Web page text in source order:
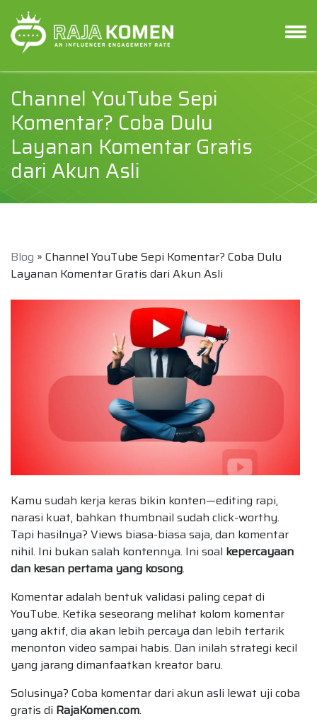
Channel YouTube Sepi
Komentar? Coba Dulu
Layanan Komentar Gratis
dari Akun Asli
Blog » Channel YouTube Sepi Komentar? Coba Dulu
Layanan Komentar Gratis dari Akun Asli
Kamu sudah kerja keras bikin konten—editing rapi,
narasi kuat, bahkan thumbnail sudah click-worthy.
Tapi hasilnya? Views biasa-biasa saja, dan komentar
nihil. Ini bukan salah kontennya. Ini soal kepercayaan
dan kesan pertama yang kosong.
Komentar adalah bentuk validasi paling cepat di
YouTube. Ketika seseorang melihat kolom komentar
yang aktif, dia akan lebih percaya dan lebih tertarik
menonton video sampai habis. Dan inilah strategi kecil
yang jarang dimanfaatkan kreator baru.
Solusinya? Coba komentar dari akun asli lewat uji coba
gratis di RajaKomen.com.